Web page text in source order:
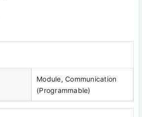
Module, Communication
(Programmable)